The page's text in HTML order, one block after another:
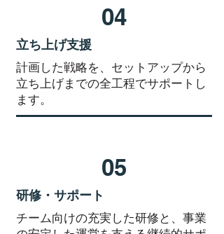
04
立ち上げ支援
計画した戦略を、セットアップから
立ち上げまでの全工程でサポートし
ます。
05
研修・サポート
チーム向けの充実した研修と、事業